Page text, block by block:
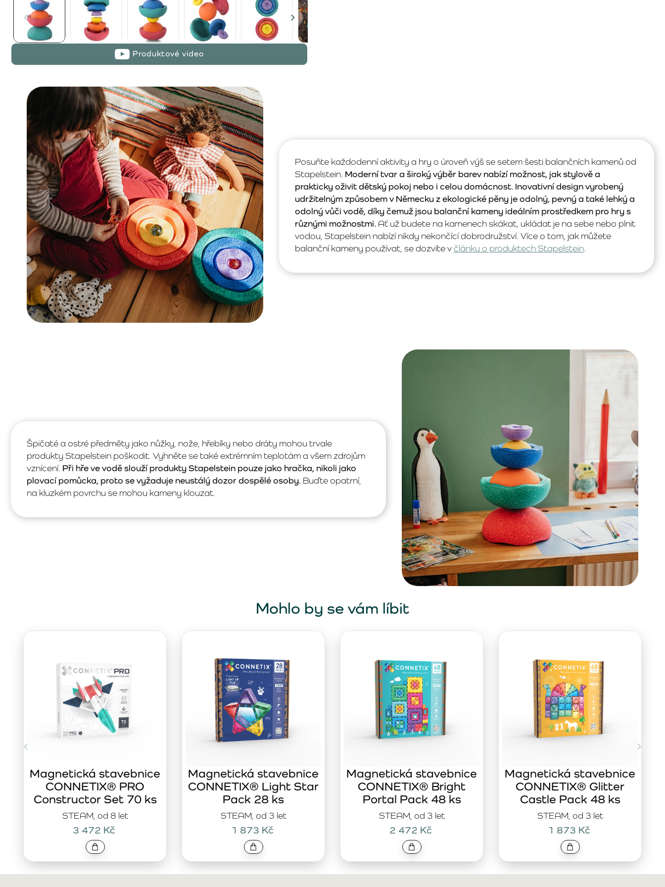
Produktové video
Posuňte každodenní aktivity a hry o úroveň výš se setem šesti balančních kamenů od
Stapelstein. Moderní tvar a široký výběr barev nabízí možnost, jak stylově a
prakticky oživit dětský pokoj nebo i celou domácnost. Inovativní design vyrobený
udržitelným způsobem v Německu z ekologické pěny je odolný, pevný a také lehký a
odolný vůči vodě, díky čemuž jsou balanční kameny ideálním prostředkem pro hry s
různými možnostmi. Ať už budete na kamenech skákat, ukládat je na sebe nebo plnit
vodou, Stapelstein nabízí nikdy nekončící dobrodružství. Více o tom, jak můžete
balanční kameny používat, se dozvíte včlánku o produktech Stapelstein.
Špičaté a ostré předměty jako nůžky, nože, hřebíky nebo dráty mohou trvale
produkty Stapelstein poškodit. Vyhněte se také extrémním teplotám a všem zdrojům
vznícení. Při hře ve vodě slouží produkty Stapelstein pouze jako hračka, nikoli jako
plovací pomůcka, proto se vyžaduje neustálý dozor dospělé osoby. Buďte opatrní,
na kluzkém povrchu se mohou kameny klouzat.
Mohlo by se vám líbit
STEAM, od 8 let
Magnetická stavebnice
CONNETIX® PRO
Constructor Set 70 ks
3 472 Kč
STEAM, od 3 let
Magnetická stavebnice
CONNETIX® Light Star
Pack 28 ks
1 873 Kč
STEAM, od 3 let
Magnetická stavebnice
CONNETIX® Bright
Portal Pack 48 ks
2 472 Kč
STEAM, od 3 let
Magnetická stavebnice
CONNETIX® Glitter
Castle Pack 48 ks
1 873 Kč